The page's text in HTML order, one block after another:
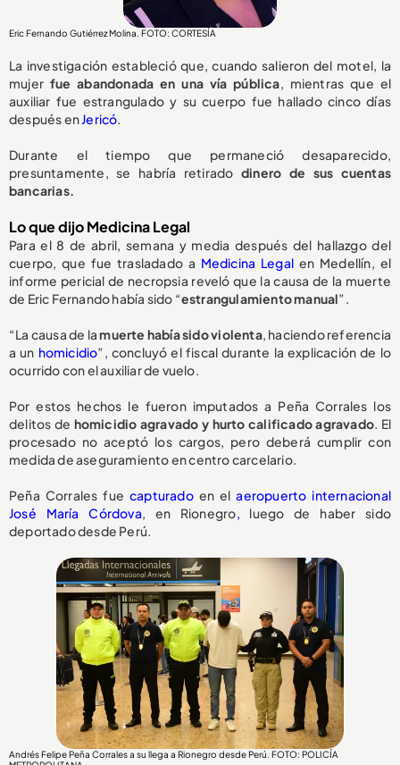
Eric Fernando Gutiérrez Molina. FOTO: CORTESÍA
La investigación estableció que, cuando salieron del motel, la
mujer fue abandonada en una vía pública, mientras que el
auxiliar fue estrangulado y su cuerpo fue hallado cinco días
después enJericó.
Durante el tiempo que permaneció desaparecido,
presuntamente, se habría retirado dinero de sus cuentas
bancarias.
Lo que dijo Medicina Legal
Para el 8 de abril, semana y media después del hallazgo del
cuerpo, que fue trasladado a Medicina Legal en Medellín, el
informe pericial de necropsia reveló que la causa de la muerte
de Eric Fernando había sido “estrangulamiento manual”.
“La causa de lamuerte había sido violenta, haciendo referencia
a un homicidio”, concluyó el fiscal durante la explicación de lo
ocurrido con el auxiliar de vuelo.
Por estos hechos le fueron imputados a Peña Corrales los
delitos de homicidio agravado y hurto calificado agravado. El
procesado no aceptó los cargos, pero deberá cumplir con
medida de aseguramiento en centro carcelario.
Peña Corrales fue capturadoen elaeropuerto internacional
José María Córdova, en Rionegro, luego de haber sido
deportado desde Perú.
Andrés Felipe Peña Corrales a su llega a Rionegro desde Perú. FOTO: POLICÍA